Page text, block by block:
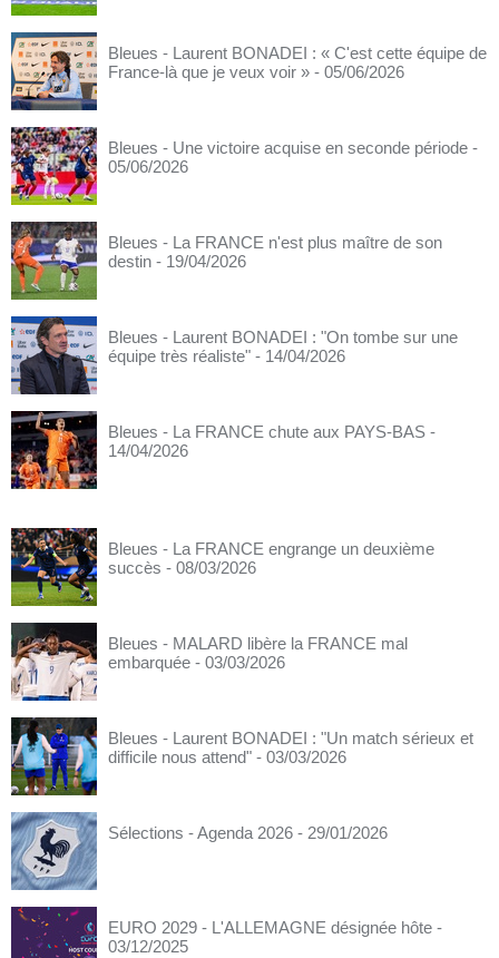
Bleues - Laurent BONADEI : « C'est cette équipe de
France-là que je veux voir » - 05/06/2026
Bleues - Une victoire acquise en seconde période -
05/06/2026
Bleues - La FRANCE n'est plus maître de son
destin - 19/04/2026
Bleues - Laurent BONADEI : "On tombe sur une
équipe très réaliste" - 14/04/2026
Bleues - La FRANCE chute aux PAYS-BAS -
14/04/2026
Bleues - La FRANCE engrange un deuxième
succès - 08/03/2026
Bleues - MALARD libère la FRANCE mal
embarquée - 03/03/2026
Bleues - Laurent BONADEI : "Un match sérieux et
difficile nous attend" - 03/03/2026
Sélections - Agenda 2026 - 29/01/2026
EURO 2029 - L'ALLEMAGNE désignée hôte -
03/12/2025